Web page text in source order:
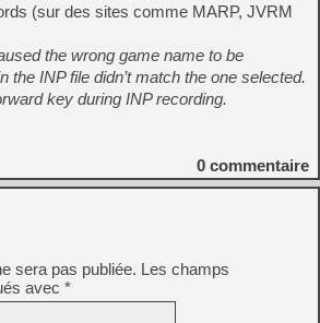
(sur des sites comme MARP, JVRM
the wrong game name to be
the INP file didn’t match the one selected.
key during INP recording.
0 commentaire
sera pas publiée. Les champs
avec *